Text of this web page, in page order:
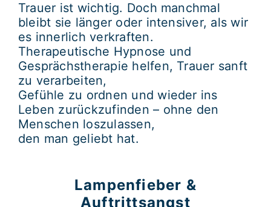
Trauer ist wichtig. Doch manchmal
bleibt sie länger oder intensiver, als wir
es innerlich verkraften.
Therapeutische Hypnose und
Gesprächstherapie helfen, Trauer sanft
zu verarbeiten,
Gefühle zu ordnen und wieder ins
Leben zurückzufinden – ohne den
Menschen loszulassen,
den man geliebt hat.
Lampenfieber &
Auftrittsangst